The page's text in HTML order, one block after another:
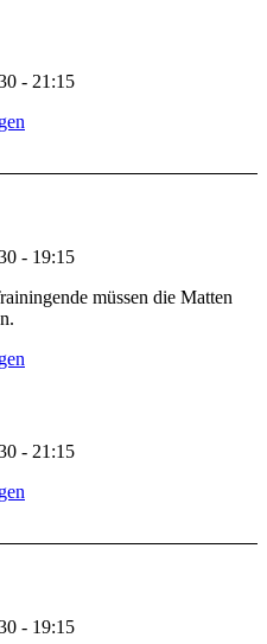
- 21:15
- 19:15
müssen die Matten
- 21:15
- 19:15